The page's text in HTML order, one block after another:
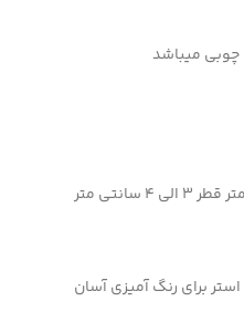
برای رنگ آمیزی آسان